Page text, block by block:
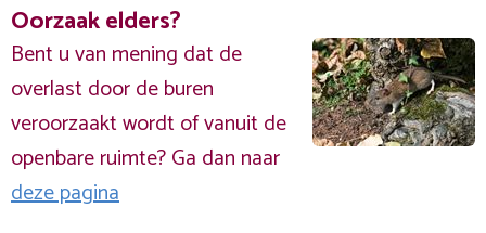
Oorzaak elders?
Bent u van mening dat de
overlast door de buren
veroorzaakt wordt of vanuit de
openbare ruimte? Ga dan naar
deze pagina